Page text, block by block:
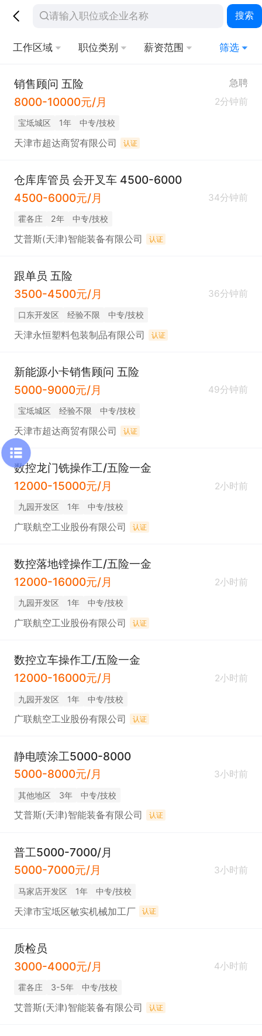
搜索
工作区域 职位类别 薪资范围 筛选
销售顾问 五险 急聘
8000-10000元/月 2分钟前
宝坻城区 1年 中专/技校
天津市超达商贸有限公司 认证
仓库库管员 会开叉车 4500-6000
4500-6000元/月
34分钟前
霍各庄 2年 中专/技校
艾普斯(天津)智能装备有限公司 认证
跟单员 五险
3500-4500元/月
36分钟前
口东开发区 经验不限 中专/技校
天津永恒塑料包装制品有限公司 认证
新能源小卡销售顾问 五险
5000-9000元/月
49分钟前
宝坻城区 经验不限 中专/技校
天津市超达商贸有限公司 认证
数控龙门铣操作工/五险一金
12000-15000元/月
2小时前
九园开发区 1年 中专/技校
广联航空工业股份有限公司 认证
数控落地镗操作工/五险一金
12000-16000元/月
2小时前
九园开发区 1年 中专/技校
广联航空工业股份有限公司 认证
数控立车操作工/五险一金
12000-16000元/月
2小时前
九园开发区 1年 中专/技校
广联航空工业股份有限公司 认证
静电喷涂工5000-8000
5000-8000元/月
3小时前
其他地区 3年 中专/技校
艾普斯(天津)智能装备有限公司 认证
普工5000-7000/月
5000-7000元/月
3小时前
马家店开发区 1年 中专/技校
天津市宝坻区敏实机械加工厂 认证
质检员
3000-4000元/月
4小时前
霍各庄 3-5年 中专/技校
艾普斯(天津)智能装备有限公司 认证